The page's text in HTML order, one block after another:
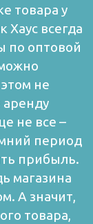
товара у
Хаус всегда
по оптовой
не
не все –
период
прибыль.
магазина
А значит,
товара,